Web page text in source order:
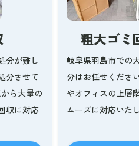
分が難し
分させて
ら大量の
収に対応
粗大ゴミ
岐阜県羽島市での
分はお任せくださ
やオフィスの上層
ムーズに対応いた